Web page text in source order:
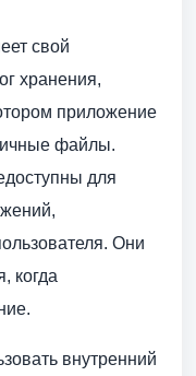
свой
хранения,
приложение
файлы.
для
Они
когда
внутренний